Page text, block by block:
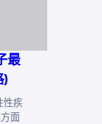
最
)
性疾
面